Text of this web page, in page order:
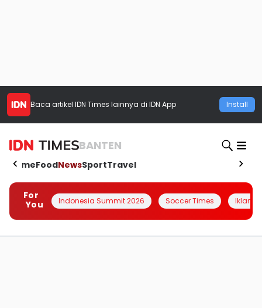
Baca artikel IDN Times lainnya di IDN App Install
BANTEN
HomeFoodNewsSportTravel
For
You
Indonesia Summit 2026 Soccer Times Iklanin